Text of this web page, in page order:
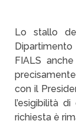
Lo stallo
FIALS
con il
l’esigibilità
richiesta è